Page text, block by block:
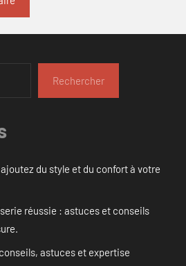
Rechercher
du style et du confort à votre
réussie : astuces et conseils
astuces et expertise